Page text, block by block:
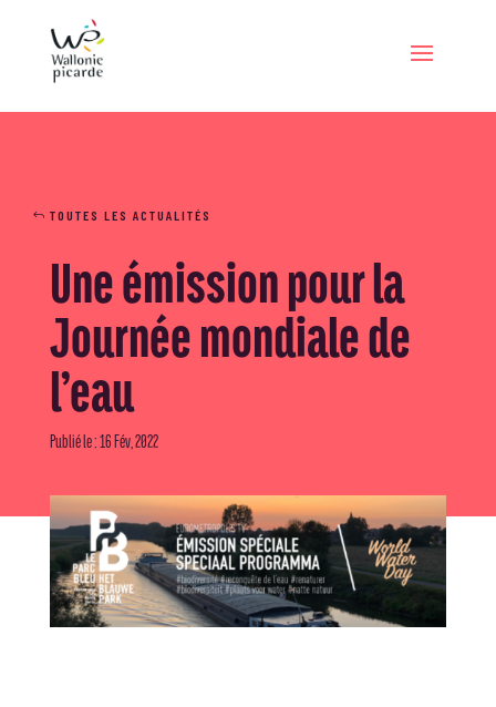
TOUTES LES ACTUALITÉS
Une émission pour la
Journée mondiale de
l’eau
Publié le : 16 Fév, 2022